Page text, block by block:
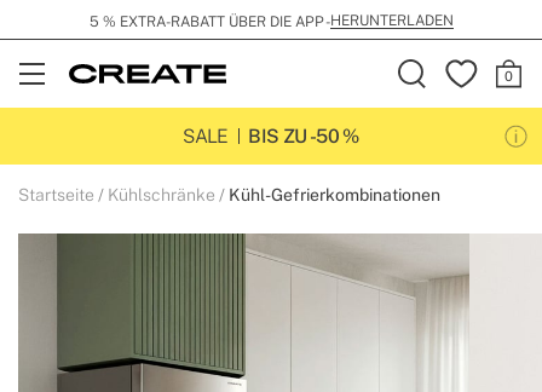
5 % EXTRA-RABATT ÜBER DIE APP -HERUNTERLADEN
Open
Menu
SALE
BIS ZU -50 %
Startseite Kühlschränke Kühl-Gefrierkombinationen